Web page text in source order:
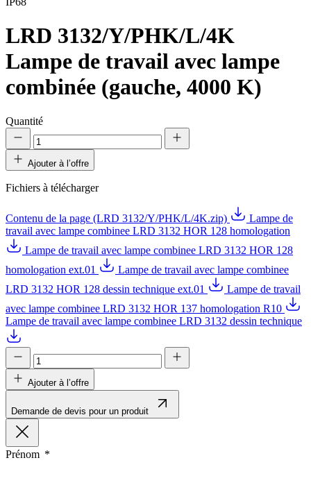
LRD 3132/Y/PHK/L/4K
Lampe de travail avec lampe
combinée (gauche, 4000 K)
Quantité
Ajouter à l’offre
Fichiers à télécharger
Contenu de la page (LRD 3132/Y/PHK/L/4K.zip)
Lampe de
travail avec lampe combinee LRD 3132 HOR 128 homologation
Lampe de travail avec lampe combinee LRD 3132 HOR 128
homologation ext.01
Lampe de travail avec lampe combinee
LRD 3132 HOR 128 dessin technique ext.01
Lampe de travail
avec lampe combinee LRD 3132 HOR 137 homologation R10
Lampe de travail avec lampe combinee LRD 3132 dessin technique
Ajouter à l’offre
Demande de devis pour un produit
Prénom